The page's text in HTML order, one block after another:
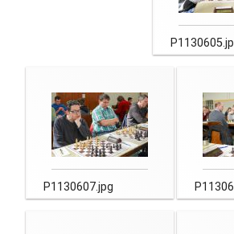
P1130607.jpg